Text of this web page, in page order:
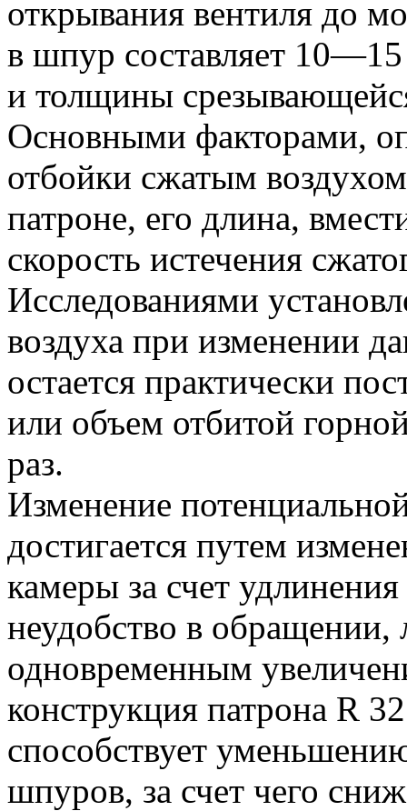
открывания вентиля до
в шпур составляет 10—15
и толщины
Основными факторами,
отбойки сжатым
патроне, его длина,
скорость истечения
Исследованиями
воздуха при изменении
остается практически
или объем отбитой
раз.
Изменение
достигается путем
камеры за счет
неудобство в
одновременным
конструкция патрона R
способствует
шпуров, за счет чего